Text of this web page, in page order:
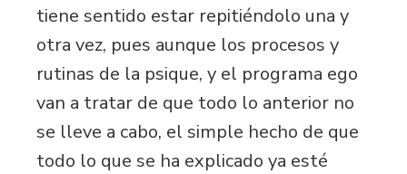
tiene sentido estar repitiéndolo una y
otra vez, pues aunque los procesos y
rutinas de la psique, y el programa ego
van a tratar de que todo lo anterior no
se lleve a cabo, el simple hecho de que
todo lo que se ha explicado ya esté